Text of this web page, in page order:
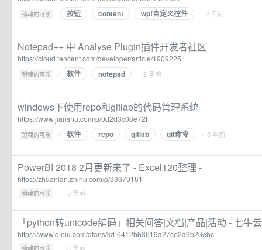
销魂的可乐 · 按钮 content wpf自定义控件 · 2 年前
Notepad++ 中 Analyse Plugin插件开发者社区
https://cloud.tencent.com/developer/article/1909225
销魂的可乐 · 软件 notepad · 2 年前
windows下使用repo和gitlab的代码管理系统
https://www.jianshu.com/p/0d2d3c08e72f
销魂的可乐 · 软件 repo gitlab git命令 · 3 年前
PowerBI 2018 2月更新来了 - Excel120整理 -
https://zhuanlan.zhihu.com/p/33679161
销魂的可乐 · · 3 年前
「python转unicode编码」相关问答|文档|产品|活动 - 七牛云
https://www.qiniu.com/qfans/kd-6412bb3619a27ce2a9b23ebc
销魂的可乐 · · 3 年前